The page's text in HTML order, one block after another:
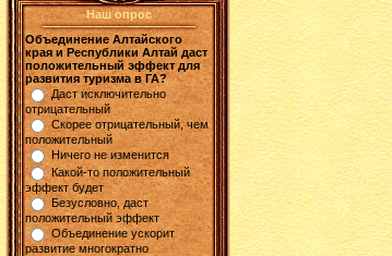
Наш опрос
Объединение Алтайского
края и Республики Алтай даст
положительный эффект для
развития туризма в ГА?
Даст исключительно
отрицательный
Скорее отрицательный, чем
положительный
Ничего не изменится
Какой-то положительный
эффект будет
Безусловно, даст
положительный эффект
Объединение ускорит
развитие многократно